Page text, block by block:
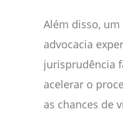
Além disso,
advocacia
jurisprudência
acelerar o
as chances de